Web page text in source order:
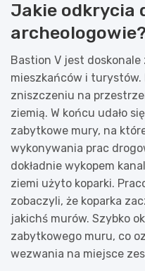
Jakie odkrycia
archeologowie?
Bastion V jest
mieszkańców i turystów.
zniszczeniu na
ziemią. W końcu udało
zabytkowe mury, na
wykonywania prac
dokładnie wykopem
ziemi użyto koparki.
zobaczyli, że koparka
jakichś murów. Szybko
zabytkowego muru, co
wezwania na miejsce